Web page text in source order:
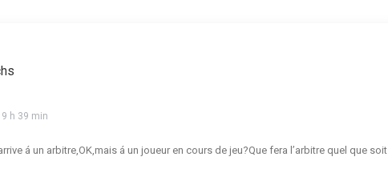
h 39 min
á un arbitre,OK,mais á un joueur en cours de jeu?Que fera l’arbitre quel que soit